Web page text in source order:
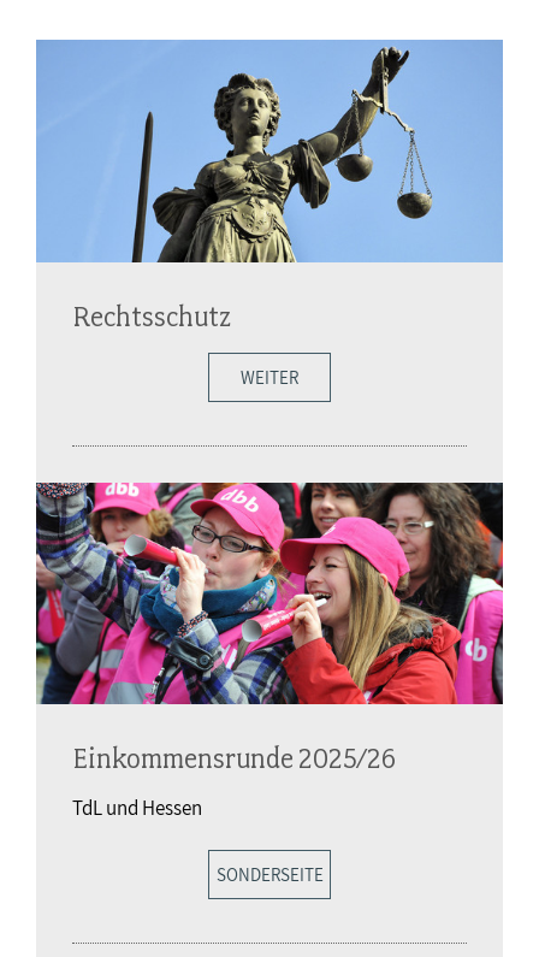
Rechtsschutz
WEITER
Einkommensrunde 2025/26
TdL und Hessen
SONDERSEITE